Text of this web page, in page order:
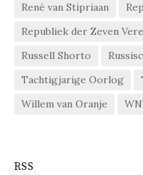
René van Stipriaan
Republiek der Zeven
Russell Shorto
Tachtigjarige Oorlog
Willem van Oranje
RSS